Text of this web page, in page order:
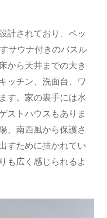
計されており、ベッ
サウナ付きのバスル
から天井までの大き
ッチン、洗面台、ワ
す。家の裏手には水
ストハウスもありま
、南西風から保護さ
すために描かれてい
も広く感じられるよ